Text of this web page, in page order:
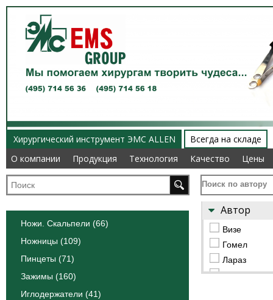
Хирургический инструмент ЭМС ALLEN
О компании
Продукция Технология Качество Цены
Всегда на складе
О компании
Продукция Технология Качество Цены
Поиск по автору
Ножи. Скальпели (66)
Ножницы (109)
Пинцеты (71)
Зажимы (160)
Иглодержатели (41)
Автор
Визе
Гомел
Лараз
Мини Адсон